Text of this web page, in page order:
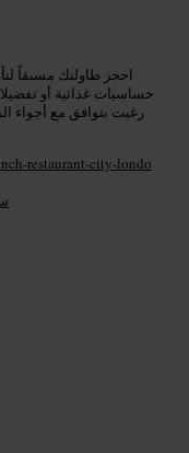
احجز طاولتك مسبقاً
حساسيات غذائية أو
رغبت بتوافق مع أجواء
restaurant-city-londo